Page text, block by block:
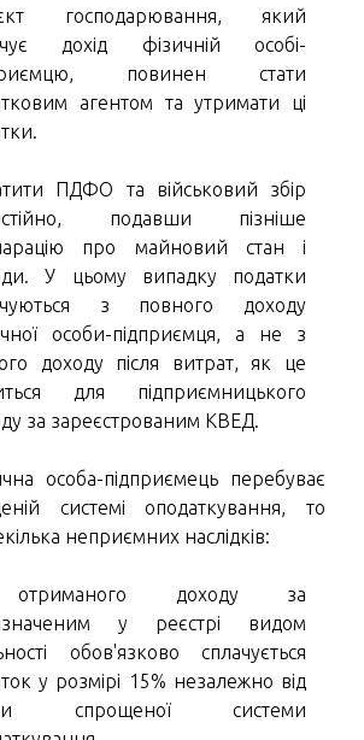
господарювання, який
дохід фізичній особі-
повинен стати
агентом та утримати ці
ПДФО та військовий збір
подавши пізніше
про майновий стан і
У цьому випадку податки
з повного доходу
особи-підприємця, а не з
доходу після витрат, як це
для підприємницького
за зареєстрованим КВЕД.
особа-підприємець перебуває
системі оподаткування, то
неприємних наслідків:
доходу за
у реєстрі видом
обов'язково сплачується
у розмірі 15% незалежно від
спрощеної системи